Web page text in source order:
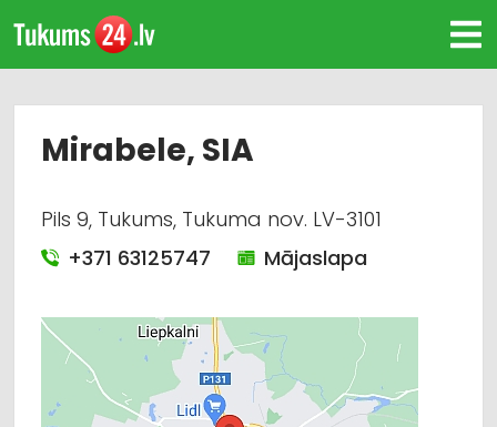
Mirabele, SIA
Pils 9, Tukums, Tukuma nov. LV-3101
+371 63125747
Mājaslapa